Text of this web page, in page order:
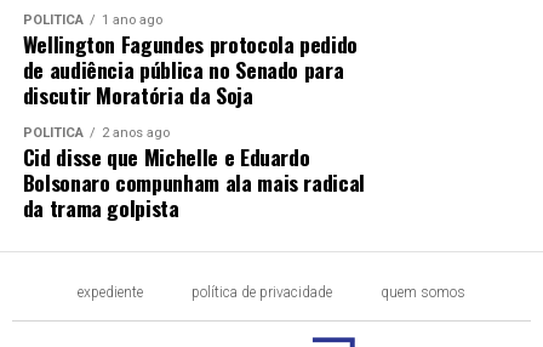
POLÍTICA 1 ano ago
Wellington Fagundes protocola pedido
de audiência pública no Senado para
discutir Moratória da Soja
POLÍTICA 2 anos ago
Cid disse que Michelle e Eduardo
Bolsonaro compunham ala mais radical
da trama golpista
expediente política de privacidade quem somos